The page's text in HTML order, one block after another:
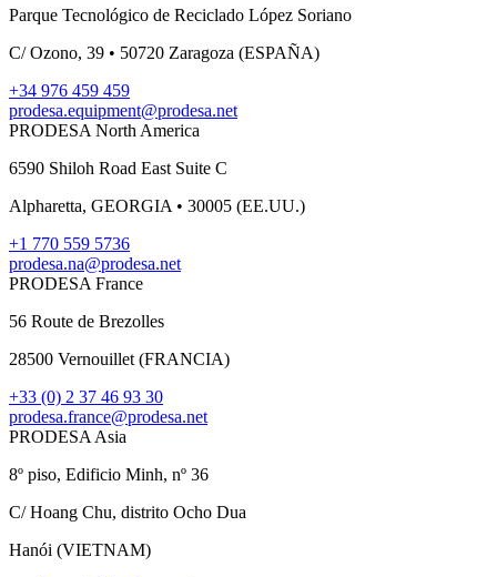
Parque Tecnológico de Reciclado López Soriano
C/ Ozono, 39 • 50720 Zaragoza (ESPAÑA)
+34 976 459 459
prodesa.equipment@prodesa.net
PRODESA North America
6590 Shiloh Road East Suite C
Alpharetta, GEORGIA • 30005 (EE.UU.)
+1 770 559 5736
prodesa.na@prodesa.net
PRODESA France
56 Route de Brezolles
28500 Vernouillet (FRANCIA)
+33 (0) 2 37 46 93 30
prodesa.france@prodesa.net
PRODESA Asia
8º piso, Edificio Minh, nº 36
C/ Hoang Chu, distrito Ocho Dua
Hanói (VIETNAM)